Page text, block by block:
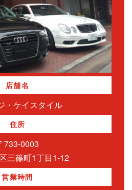
店舗名
・ケイスタイル
住所
733-0003
三篠町1丁目1-12
営業時間